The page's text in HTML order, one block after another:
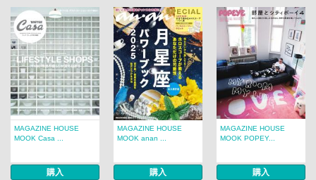
MAGAZINE HOUSE
MOOK Casa ...
購入
MAGAZINE HOUSE
MOOK anan ...
購入
MAGAZINE HOUSE
MOOK POPEY...
購入